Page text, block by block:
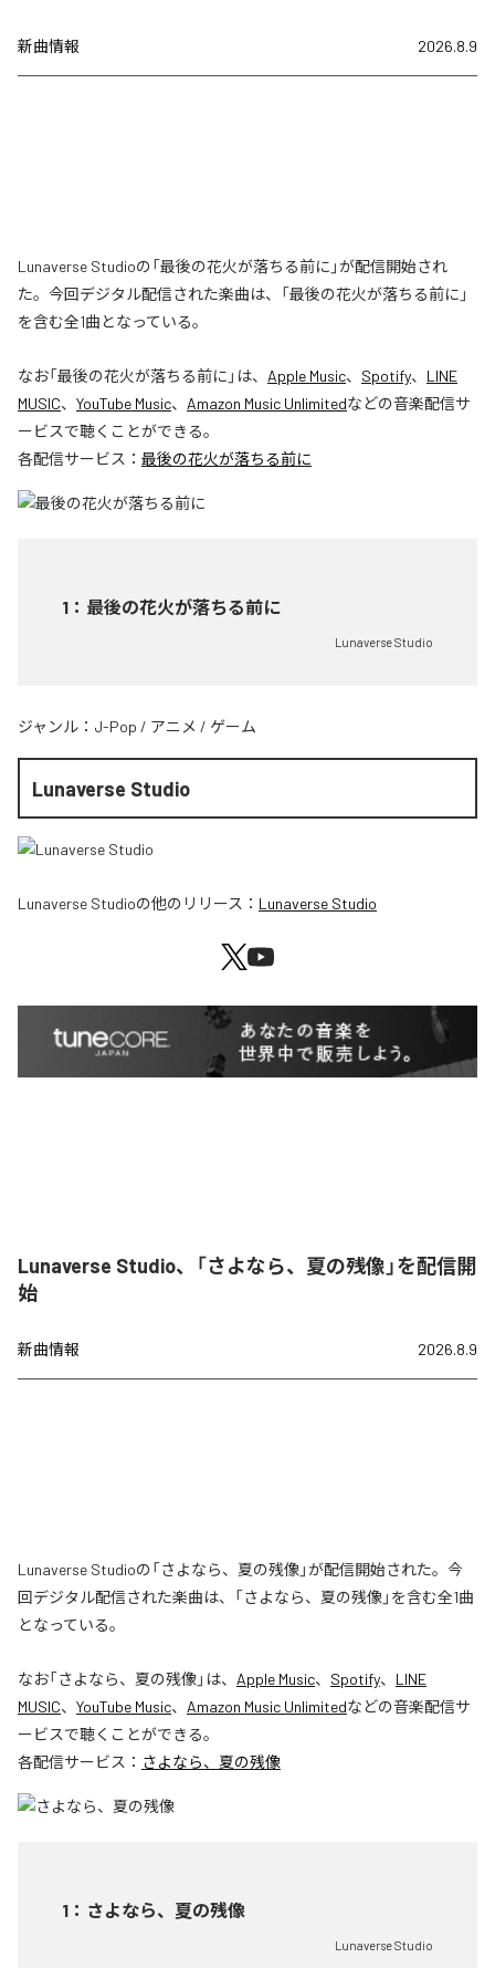
新曲情報 2026.8.9
Lunaverse Studioの「最後の花火が落ちる前に」が配信開始され
た。今回デジタル配信された楽曲は、「最後の花火が落ちる前に」
を含む全1曲となっている。
なお「最後の花火が落ちる前に 」は、 Apple Music、 Spotify、 LINE
MUSIC、 YouTube Music、 Amazon Music Unlimitedなどの音楽配信サ
ービスで聴くことができる。
各配信サービス： 最後の花火が落ちる前に
1 ： 最後の花火が落ちる前に
Lunaverse Studio
ジャンル： J-Pop / アニメ / ゲーム
Lunaverse Studio
Lunaverse Studioの他のリリース： Lunaverse Studio
Lunaverse Studio、「さよなら、夏の残像」を配信開
始
新曲情報 2026.8.9
Lunaverse Studioの「さよなら、夏の残像」が配信開始された。今
回デジタル配信された楽曲は、「さよなら、夏の残像」を含む全1曲
となっている。
なお「さよなら、夏の残像」は、 Apple Music、 Spotify、 LINE
MUSIC、 YouTube Music、 Amazon Music Unlimitedなどの音楽配信サ
ービスで聴くことができる。
各配信サービス： さよなら、夏の残像
1 ： さよなら、夏の残像
Lunaverse Studio